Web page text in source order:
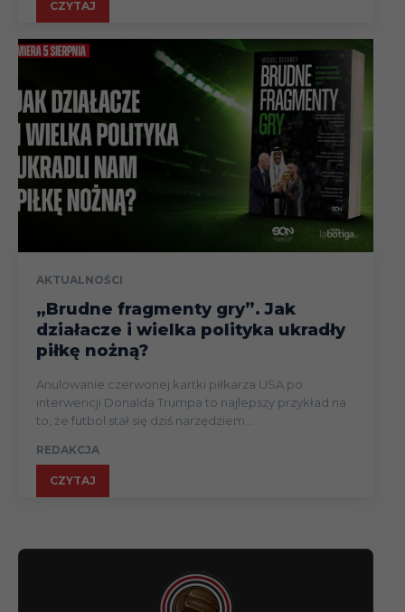
CZYTAJ
AKTUALNOŚCI
„Brudne fragmenty gry”. Jak
działacze i wielka polityka ukradły
piłkę nożną?
Anulowanie czerwonej kartki piłkarza USA po
interwencji Donalda Trumpa to najlepszy przykład na
to, że futbol stał się dziś narzędziem...
REDAKCJA
CZYTAJ